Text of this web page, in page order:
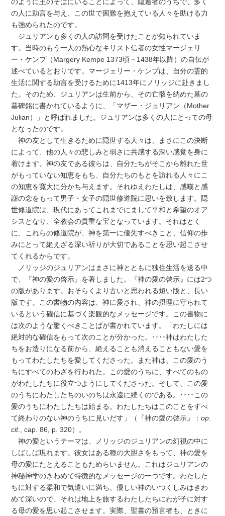
のように主のそばにいることによって、隠遁者のうちで、多く
の人に助言を与え、この世で困難を抱えている人々を助ける力
も強められたのです。
ジュリアンも多くの人の訪問を受けたことが知られていま
す。当時のもう一人の熱心なキリスト信者の女性マージェリ
ー・ケンプ（Margery Kempe 1373頃－1438年以降）の自伝が
述べているとおりです。マージェリー・ケンプは、自分の霊的
生活に関する助言を受けるために1413年にノリッジに赴きまし
た。そのため、ジュリアンは生前から、その亡骸を納めた墓の
墓碑銘に書かれているように、「マザー・ジュリアン（Mother
Julian）」と呼ばれました。ジュリアンは多くの人にとっての母
となったのです。
神の友として生きるために隠世する人々は、まさにこの決断
によって、他の人々の悲しみと弱さに共感する深い感覚を身に
着けます。神の友である彼らは、自分たちがそこから離れた世
がもっていない知恵をもち、自分たちのもとを訪れる人々にこ
の知恵を寛大に分かち与えます。それゆえわたしは、感嘆と感
謝の念をもって男子・女子の隠世修道院に思いを致します。隠
世修道院は、現代にあってこれまでにまして平和と希望のオア
シスとなり、全教会の貴重な宝となっています。それはとく
に、これらの修道院が、神を第一に優先すべきこと、信仰の歩
みにとって絶えざる深い祈りが大切であることを思い起こさせ
てくれるからです。
ノリッジのジュリアンはまさに神とともに独住生活を送る中
で、『神の愛の啓示』を著しました。『神の愛の啓示』には2つ
の版があります。おそらくより古いと思われる短い版と、長い
版です。この書物の内容は、神に愛され、神の摂理に守られて
いるという確信に基づく楽観的なメッセージです。この書物に
は次のような驚くべきことばが書かれています。「わたしには
絶対的な確信をもって次のことが分かった。････神はわたした
ちをお造りになる前から、絶えることも消えることもない愛を
もってわたしたちを愛してくださった。また神は、この愛のう
ちにすべてのわざを行われた。この愛のうちに、すべてのもの
がわたしたちに役立つようにしてくださった。そして、この愛
のうちにわたしたちのいのちは永遠に続くのである。････この
愛のうちにわたしたちは始まる。わたしたちはこのことをすべ
て終わりのない神のうちに見いだす」（『神の愛の啓示』：op.
cit., cap. 86, p. 320）。
神の愛というテーマは、ノリッジのジュリアンの幻視の中に
しばしば現れます。彼女はある種の大胆さをもって、神の愛を
母の愛にたとえることもためらいません。これはジュリアンの
神秘神学のきわめて特徴的なメッセージの一つです。わたした
ちに対する柔和で気遣いに満ち、優しい神のいつくしみはきわ
めて深いので、それは地上を旅するわたしたちにわが子に対す
る母の愛を思い起こさせます。実際、聖書の預言者も、ときに